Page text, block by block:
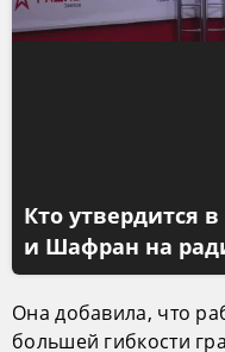
Кто утвердится
и Шафран на
Она добавила, что
большей гибкости